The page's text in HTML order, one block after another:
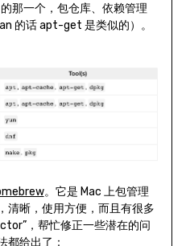
那一个，包仓库、依赖管理
的话 apt-get 是类似的）。
。它是 Mac 上包管理
清晰，使用方便，而且有很多
，帮忙修正一些潜在的问
都给出了：